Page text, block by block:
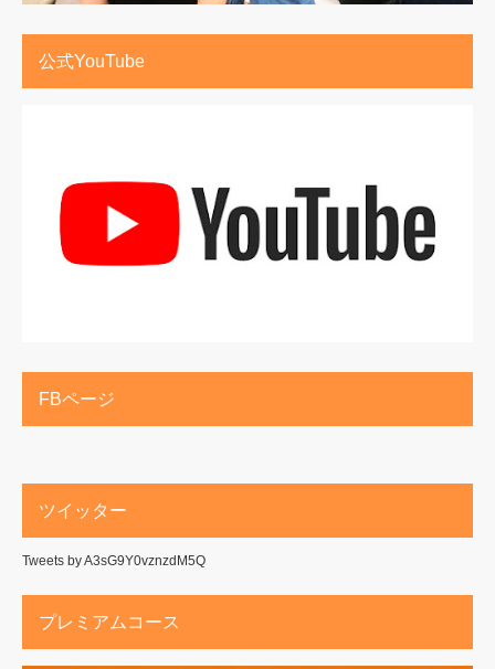
公式YouTube
FBページ
ツイッター
Tweets by A3sG9Y0vznzdM5Q
プレミアムコース